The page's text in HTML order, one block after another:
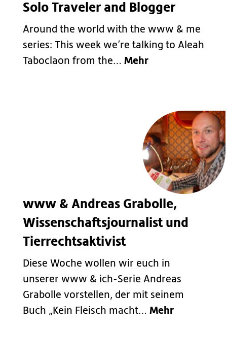
Solo Traveler and Blogger
Around the world with the www & me
series: This week we’re talking to Aleah
Taboclaon from the… Mehr
www & Andreas Grabolle,
Wissen­schafts­journalist und
Tierrechts­aktivist
Diese Woche wollen wir euch in
unserer www & ich-Serie Andreas
Grabolle vorstellen, der mit seinem
Buch „Kein Fleisch macht… Mehr